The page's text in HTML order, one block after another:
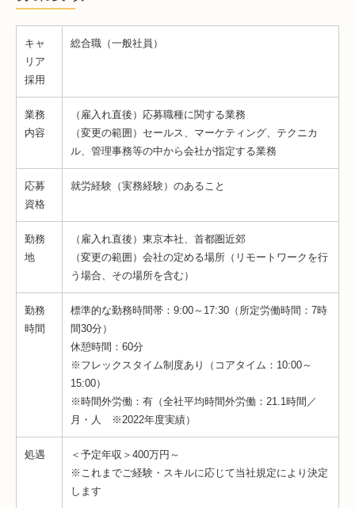
キャ
リア
採用
総合職（一般社員 ）
業務
内容
（雇入れ直後）応募職種に関する業務
（変更の範囲）セールス、マーケティング、テクニカ
ル、管理事務等の中から会社が指定する業務
応募
資格
就労経験（実務経験）のあること
勤務
地
（雇入れ直後）東京本社、首都圏近郊
（変更の範囲）会社の定める場所（リモートワークを行
う場合、その場所を含む）
勤務
時間
標準的な勤務時間帯：9:00～17:30（所定労働時間：7時
間30分）
休憩時間：60分
※フレックスタイム制度あり（コアタイム：10:00～
15:00）
※時間外労働：有（全社平均時間外労働：21.1時間／
月・人 ※2022年度実績）
処遇
＜予定年収＞400万円～
※これまでご経験・スキルに応じて当社規定により決定
します